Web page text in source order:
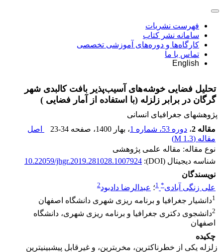
فهرست نشریات
سامانه نشر کتاب
کارگاه‌ها و دوره‌های آموزشی تخصصی
تماس با ما
English
تحلیل فضایی خوشه‌های آسیب‌پذیر بافت کالبدی شهر
گرگان در برابر زلزله (با استفاده از آمار فضایی )
پژوهشهای جغرافیای انسانی
مقاله 2
، دوره 53، شماره 1 ، بهار 1400 ، صفحه 23-34
اصل
مقاله (1.3 M
)
نوع مقاله: مقاله علمی پژوهشی
شناسه دیجیتال (DOI):
10.22059/jhgr.2019.281028.1007924
نویسندگان
علی زنگی آبادی*
1؛ عبدالرضا دادبود2
1دانشیار جغرافیا و برنامه ‏ریزی شهری دانشگاه اصفهان
2دانشجوی دکتری جغرافیا و برنامه‏ ریزی شهری، دانشگاه
اصفهان
چکیده
زلزله یکی از خطرناک‏ترین، مخرب‏ترین، و غیرقابل پیش‏بینی‏ترین